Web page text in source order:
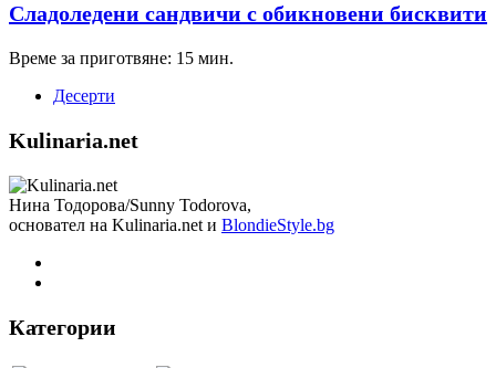
Сладоледени сандвичи с обикновени бисквити
Време за приготвяне: 15 мин.
Десерти
Kulinaria.net
Нина Тодорова/Sunny Todorova,
основател на Kulinaria.net и BlondieStyle.bg
Категории